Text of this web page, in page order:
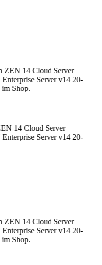
14 Cloud Server
Server v14 20-
Shop.
14 Cloud Server
Server v14 20-
14 Cloud Server
Server v14 20-
Shop.